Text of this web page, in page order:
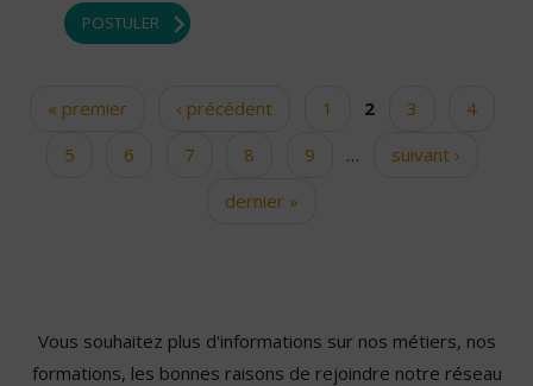
POSTULER
Pages« premier ‹ précédent 1 2 3
4
5
6 7 8 9 …
suivant ›
dernier »
Vous souhaitez plus d'informations sur nos métiers, nos
formations, les bonnes raisons de rejoindre notre réseau